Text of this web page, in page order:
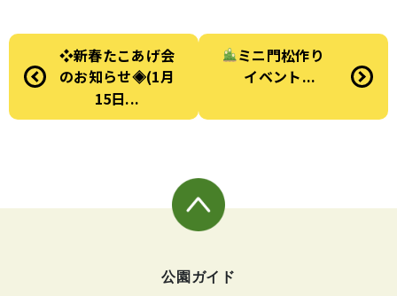
❖新春たこあげ会
のお知らせ◈(1月
15日...
ミニ門松作り
イベント...
公園ガイド